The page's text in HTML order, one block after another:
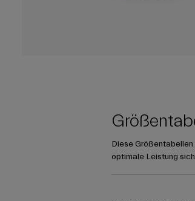
Diese Größentabellen
optimale Leistung